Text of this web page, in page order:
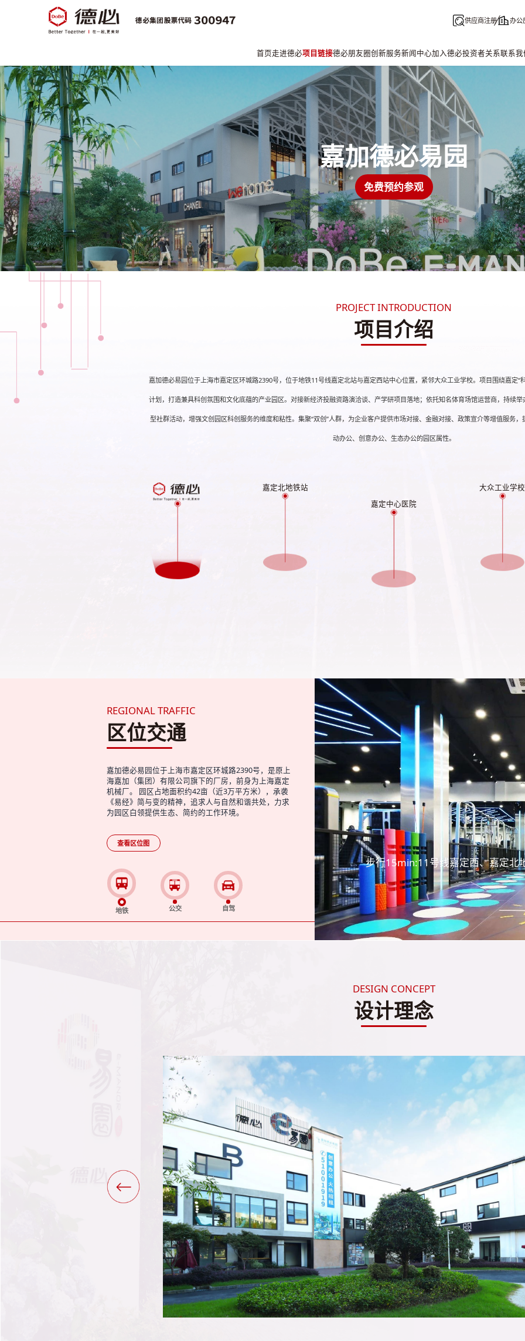
供应商注册 办公
首页走进德必项目链接德必朋友圈创新服务新闻中心加入德必投资者关系联系我
嘉加德必易园
免费预约参观
PROJECT INTRODUCTION
项目介绍
嘉加德必易园位于上海市嘉定区环城路2390号，位于地铁11号线嘉定北站与嘉定西站中心位置，紧邻大众工业学校。项目围绕嘉定“
计划，打造兼具科创氛围和文化底蕴的产业园区。对接新经济投融资路演洽谈、产学研项目落地；依托知名体育场馆运营商，持续
型社群活动，增强文创园区科创服务的维度和粘性。集聚“双创”人群，为企业客户提供市场对接、金融对接、政策宣介等增值服务
动办公、创意办公、生态办公的园区属性。
嘉定北地铁站
嘉定中心医院
大众工业学校
REGIONAL TRAFFIC
区位交通
嘉加德必易园位于上海市嘉定区环城路2390号，是原上
海嘉加（集团）有限公司旗下的厂房，前身为上海嘉定
机械厂。 园区占地面积约42亩（近3万平方米），承袭
《易经》简与变的精神，追求人与自然和谐共处，力求
为园区白领提供生态、简约的工作环境。
查看区位图
地铁 公交 自驾
步行15min:11号线嘉定西、嘉定北
DESIGN CONCEPT
设计理念